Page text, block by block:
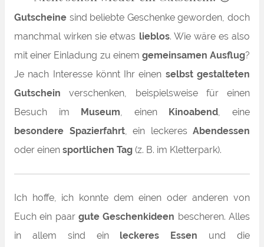
Gutscheine sind beliebte Geschenke geworden, doch
manchmal wirken sie etwas lieblos. Wie wäre es also
mit einer Einladung zu einem gemeinsamen Ausflug?
Je nach Interesse könnt Ihr einen selbst gestalteten
Gutschein verschenken, beispielsweise für einen
Besuch im Museum, einen Kinoabend, eine
besondere Spazierfahrt, ein leckeres Abendessen
oder einen sportlichen Tag (z. B. im Kletterpark).
Ich hoffe, ich konnte dem einen oder anderen von
Euch ein paar gute Geschenkideen bescheren. Alles
in allem sind ein leckeres Essen und die